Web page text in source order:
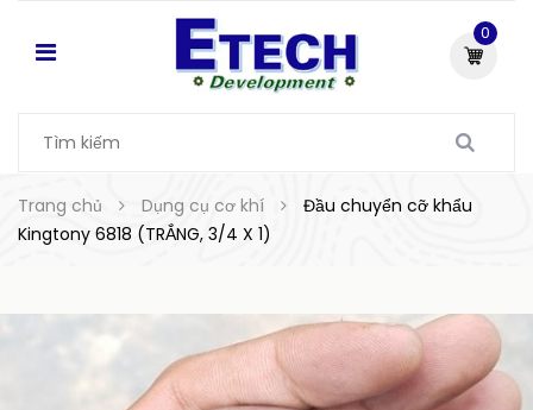
0
Trang chủ Dụng cụ cơ khí
Đầu chuyển cỡ khẩu
Kingtony 6818 (TRẮNG, 3/4 X 1)